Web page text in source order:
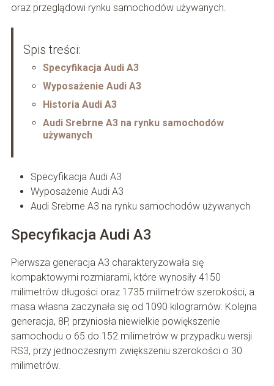
oraz przeglądowi rynku samochodów używanych.
Spis treści:
Specyfikacja Audi A3
Wyposażenie Audi A3
Historia Audi A3
Audi Srebrne A3 na rynku samochodów
używanych
Specyfikacja Audi A3
Wyposażenie Audi A3
Audi Srebrne A3 na rynku samochodów używanych
Specyfikacja Audi A3
Pierwsza generacja A3 charakteryzowała się
kompaktowymi rozmiarami, które wynosiły 4150
milimetrów długości oraz 1735 milimetrów szerokości, a
masa własna zaczynała się od 1090 kilogramów. Kolejna
generacja, 8P, przyniosła niewielkie powiększenie
samochodu o 65 do 152 milimetrów w przypadku wersji
RS3, przy jednoczesnym zwiększeniu szerokości o 30
milimetrów.